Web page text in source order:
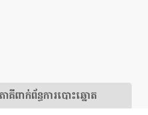
​ភាគីពាក់ព័ន្ធ​​ការ​បោះឆ្នោត